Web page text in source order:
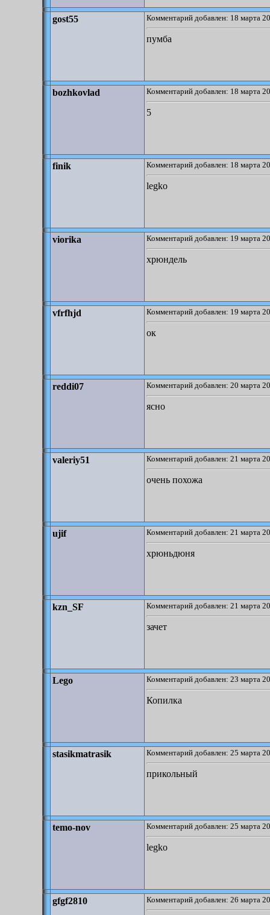
gost55 Комментарий добавлен: 18 марта
пумба
bozhkovlad Комментарий добавлен: 18 марта
5
finik Комментарий добавлен: 18 марта
legko
viorika Комментарий добавлен: 19 марта
хрюндель
vfrfhjd Комментарий добавлен: 19 марта
ок
reddi07 Комментарий добавлен: 20 марта
ясно
valeriy51 Комментарий добавлен: 21 марта
очень похожа
ujif Комментарий добавлен: 21 марта
хрюньдюня
kzn_SF Комментарий добавлен: 21 марта
зачет
Lego Комментарий добавлен: 23 марта
Копилка
stasikmatrasik Комментарий добавлен: 25 марта
прикольный
temo-nov Комментарий добавлен: 25 марта
legko
gfgf2810 Комментарий добавлен: 26 марта